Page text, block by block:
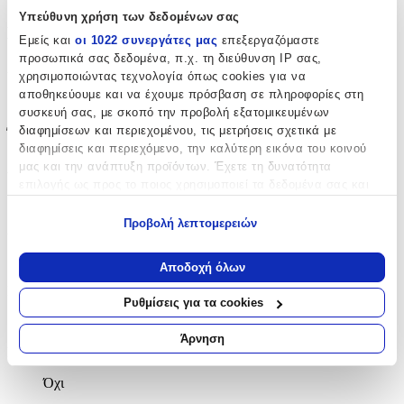
Υπεύθυνη χρήση των δεδομένων σας
Εμείς και οι 1022 συνεργάτες μας επεξεργαζόμαστε
προσωπικά σας δεδομένα, π.χ. τη διεύθυνση IP σας,
χρησιμοποιώντας τεχνολογία όπως cookies για να
αποθηκεύουμε και να έχουμε πρόσβαση σε πληροφορίες στη
συσκευή σας, με σκοπό την προβολή εξατομικευμένων
διαφημίσεων και περιεχομένου, τις μετρήσεις σχετικά με
διαφημίσεις και περιεχόμενο, την καλύτερη εικόνα του κοινού
μας και την ανάπτυξη προϊόντων. Έχετε τη δυνατότητα
Να συλλέξουμε πληροφορίες σχετικά με τη γεωγραφική
σας τοποθεσία, οι οποίες μπορεί να είναι ακριβείς σε
απόσταση μερικών μέτρων
Να αναγνωρίσουμε τη συσκευή σας σαρώνοντας ενεργά
για συγκεκριμένα χαρακτηριστικά (δακτυλικό αποτύπωμα)
Μάθετε περισσότερα σχετικά με τον τρόπο επεξεργασίας των
προσωπικών σας δεδομένων και καθορίστε τις προτιμήσεις σας
στηνενότητα “Λεπτομέρειες”
Προβολή λεπτομερειών
Αποδοχή όλων
Ρυθμίσεις για τα cookies
Άρνηση
Βασικά Χαρακτηριστικά
Χρώμα
Γκρι
Έξτρα Χαρακτηριστικά
Ανάγλυφο:
Όχι
Χαλάκι Δραστηριοτήτων:
Ισοθερμικό:
Όχι
Στρογγυλό:
Όχι